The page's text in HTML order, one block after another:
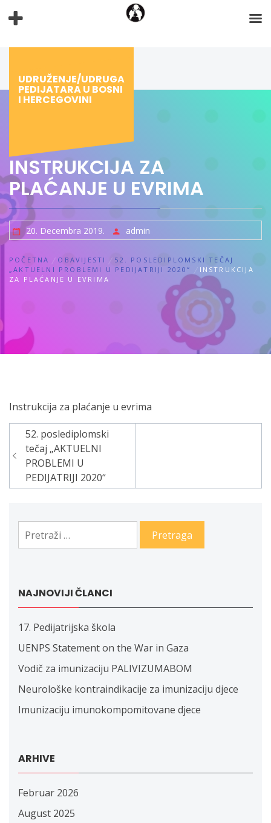
na
UDRUŽENJE/UDRUGA
PEDIJATARA U BOSNI
I HERCEGOVINI
INSTRUKCIJA ZA
PLAĆANJE U EVRIMA
20. Decembra 2019. admin
POČETNA OBAVIJESTI
52. POSLEDIPLOMSKI TEČAJ
„AKTUELNI PROBLEMI U PEDIJATRIJI 2020“
INSTRUKCIJA
ZA PLAĆANJE U EVRIMA
Instrukcija za plaćanje u evrima
Navigacija
članaka
52. poslediplomski
tečaj „AKTUELNI
PROBLEMI U
PEDIJATRIJI 2020“
Pretraga:
NAJNOVIJI ČLANCI
17. Pedijatrijska škola
UENPS Statement on the War in Gaza
Vodič za imunizaciju PALIVIZUMABOM
Neurološke kontraindikacije za imunizaciju djece
Imunizaciju imunokompomitovane djece
ARHIVE
Februar 2026
August 2025